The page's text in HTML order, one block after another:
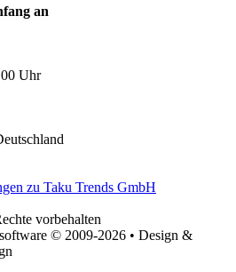
an
Uhr
vorbehalten
© 2009-2026 • Design &